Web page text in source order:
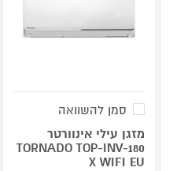
סמן להשוואה
מזגן עילי אינוורטר
TORNADO TOP-INV-180
X WIFI EU